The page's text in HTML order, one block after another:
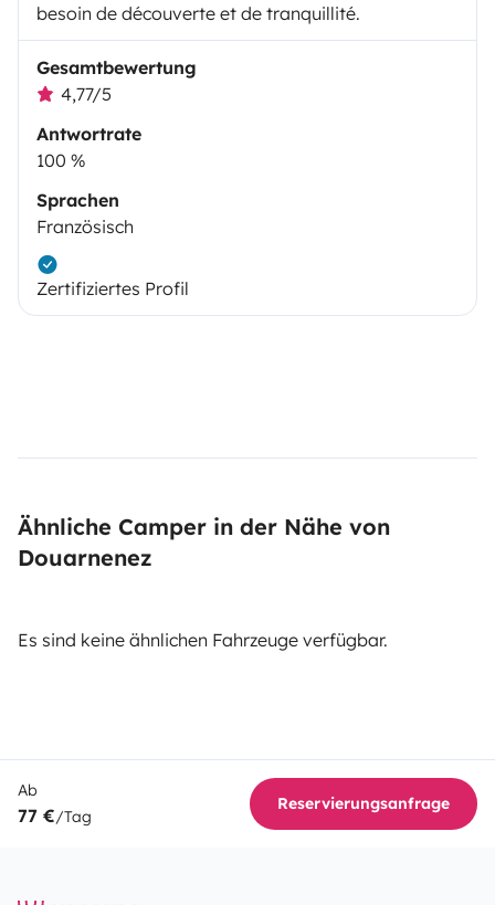
besoin de découverte et de tranquillité.
Gesamtbewertung
4,77/5
Antwortrate
100 %
Sprachen
Französisch
Zertifiziertes Profil
Ähnliche Camper in der Nähe von
Douarnenez
Es sind keine ähnlichen Fahrzeuge verfügbar.
Ab
77 €/Tag
Reservierungsanfrage